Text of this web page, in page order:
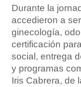
Durante la
accedieron a
ginecología,
certificación
social, entrega
y programas
Iris Cabrera, de